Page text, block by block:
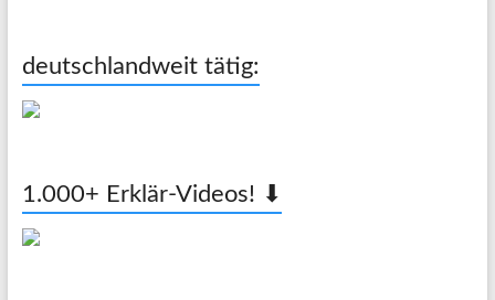
deutschlandweit tätig:
1.000+ Erklär-Videos! ⬇